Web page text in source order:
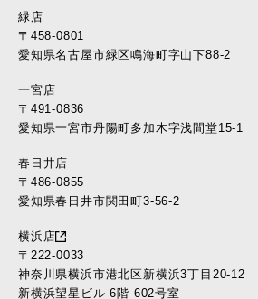
緑店
〒458-0801
愛知県名古屋市緑区鳴海町字山下88-2
一宮店
〒491-0836
愛知県一宮市丹陽町多加木字浅間堂15-1
春日井店
〒486-0855
愛知県春日井市関田町3-56-2
横浜店
〒222-0033
神奈川県横浜市港北区新横浜3丁目20-12
新横浜望星ビル 6階 602号室